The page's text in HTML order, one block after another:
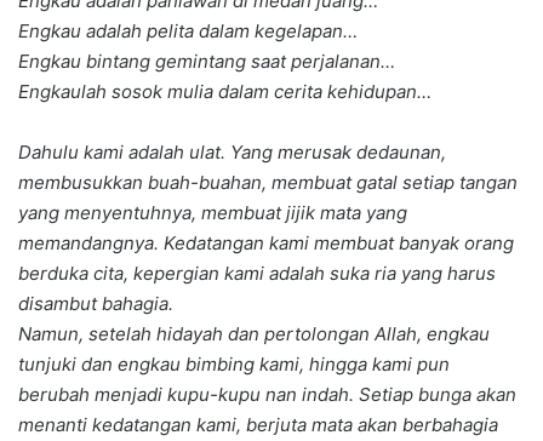
Engkau adalah pelita dalam kegelapan…
Engkau bintang gemintang saat perjalanan…
Engkaulah sosok mulia dalam cerita kehidupan…
Dahulu kami adalah ulat. Yang merusak dedaunan,
membusukkan buah-buahan, membuat gatal setiap tangan
yang menyentuhnya, membuat jijik mata yang
memandangnya. Kedatangan kami membuat banyak orang
berduka cita, kepergian kami adalah suka ria yang harus
disambut bahagia.
Namun, setelah hidayah dan pertolongan Allah, engkau
tunjuki dan engkau bimbing kami, hingga kami pun
berubah menjadi kupu-kupu nan indah. Setiap bunga akan
menanti kedatangan kami, berjuta mata akan berbahagia